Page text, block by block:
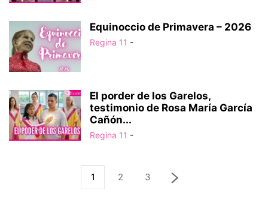
Equinoccio de Primavera – 2026
Regina 11 -
El porder de los Garelos,
testimonio de Rosa María García
Cañón...
Regina 11 -
1 2 3